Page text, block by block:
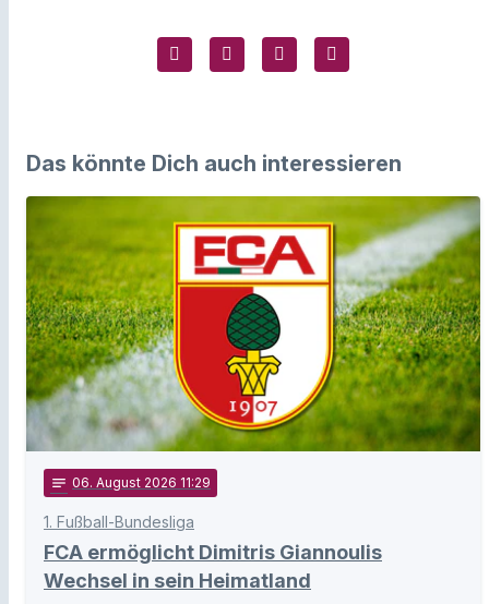
Das könnte Dich auch interessieren
notes 06. August 2026 11:29
1. Fußball-Bundesliga
FCA ermöglicht Dimitris Giannoulis
Wechsel in sein Heimatland